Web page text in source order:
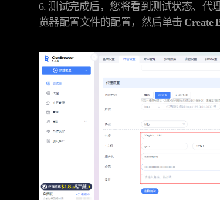
6. 测试完成后，您将看到测试状态、代
览器配置文件的配置，然后单击 Create